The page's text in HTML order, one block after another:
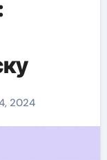
2024